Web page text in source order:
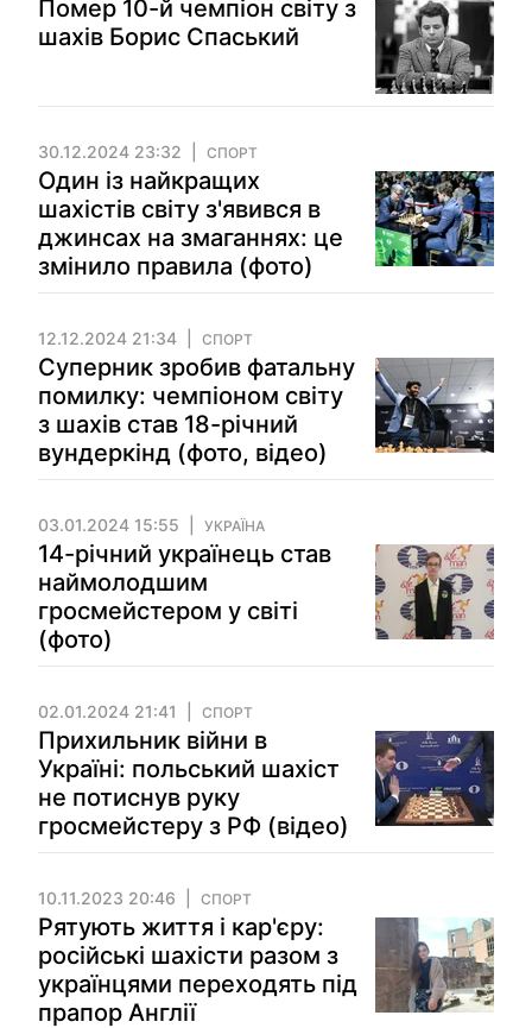
Помер 10-й чемпіон світу з
шахів Борис Спаський
30.12.2024 23:32 СПОРТ
Один із найкращих
шахістів світу з'явився в
джинсах на змаганнях: це
змінило правила (фото)
12.12.2024 21:34 СПОРТ
Суперник зробив фатальну
помилку: чемпіоном світу
з шахів став 18-річний
вундеркінд (фото, відео)
03.01.2024 15:55 УКРАЇНА
14-річний українець став
наймолодшим
гросмейстером у світі
(фото)
02.01.2024 21:41 СПОРТ
Прихильник війни в
Україні: польський шахіст
не потиснув руку
гросмейстеру з РФ (відео)
10.11.2023 20:46 СПОРТ
Рятують життя і кар'єру:
російські шахісти разом з
українцями переходять під
прапор Англії